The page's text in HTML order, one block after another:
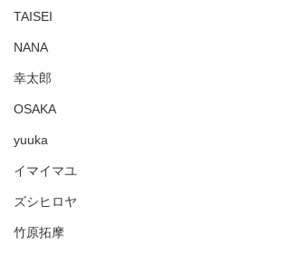
TAISEI
NANA
幸太郎
OSAKA
yuuka
イマイマユ
ズシヒロヤ
竹原拓摩